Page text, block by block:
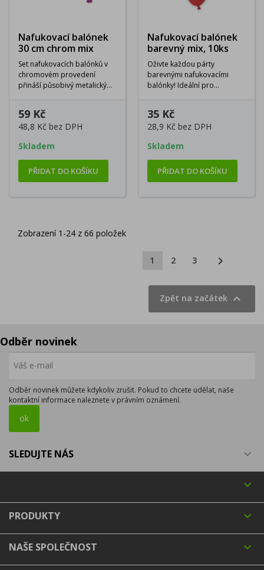
Nafukovací balónek
30 cm chrom mix
Set nafukovacích balónků v
chromovém provedení
přináší působivý metalický
59 Kč
48,8 Kč bez DPH
Skladem
PŘIDAT DO KOŠÍKU
Nafukovací balónek
barevný mix, 10ks
Oživte každou párty
barevnými nafukovacími
balónky! Ideální pro
35 Kč
28,9 Kč bez DPH
Skladem
PŘIDAT DO KOŠÍKU
Zobrazení 1-24 z 66 položek
1 2 3 
Zpět na začátek 
Odběr novinek
Odběr novinek můžete kdykoliv zrušit. Pokud to chcete udělat, naše
kontaktní informace naleznete v právním oznámení.
SLEDUJTE NÁS 

PRODUKTY 
NAŠE SPOLEČNOST 